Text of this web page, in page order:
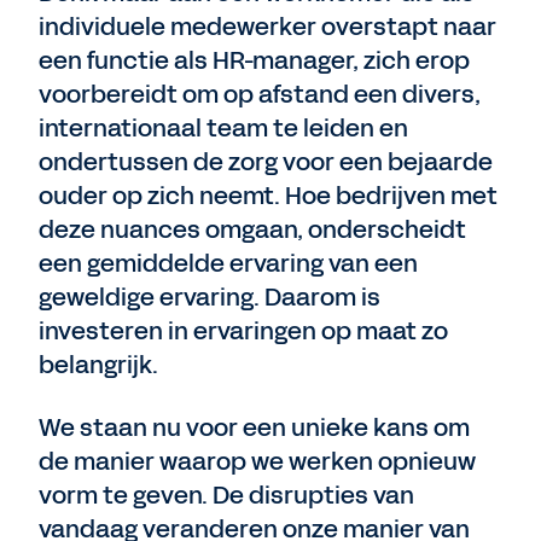
individuele medewerker overstapt naar
een functie als HR-manager, zich erop
voorbereidt om op afstand een divers,
internationaal team te leiden en
ondertussen de zorg voor een bejaarde
ouder op zich neemt. Hoe bedrijven met
deze nuances omgaan, onderscheidt
een gemiddelde ervaring van een
geweldige ervaring. Daarom is
investeren in ervaringen op maat zo
belangrijk.
We staan nu voor een unieke kans om
de manier waarop we werken opnieuw
vorm te geven. De disrupties van
vandaag veranderen onze manier van